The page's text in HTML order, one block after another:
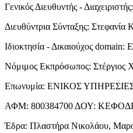
Γενικός Διευθυντής - Διαχειριστής:
Διευθύντρια Σύνταξης: Στεφανία
Ιδιοκτησία - Δικαιούχος domain:
Νόμιμος Εκπρόσωπος: Στέργιος
Επωνυμία: ΕΝΙΚΟΣ
ΑΦΜ: 800384700 ΔΟΥ:
Έδρα: Πλαστήρα Νικολάου,